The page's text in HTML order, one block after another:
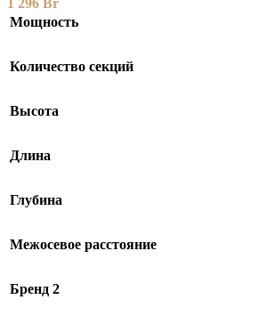
Мощность
Количество секций
Высота
Длина
Глубина
Межосевое расстояние
Бренд 2